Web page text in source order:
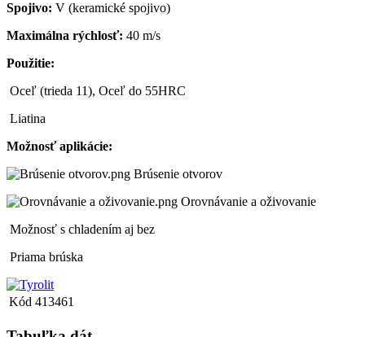
Spojivo: V (keramické spojivo)
Maximálna rýchlosť: 40 m/s
Použitie:
Oceľ (trieda 11), Oceľ do 55HRC
Liatina
Možnosť aplikácie:
Brúsenie otvorov
Orovnávanie a oživovanie
Možnosť s chladením aj bez
Priama brúska
Kód 413461